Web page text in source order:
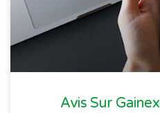
Avis Sur